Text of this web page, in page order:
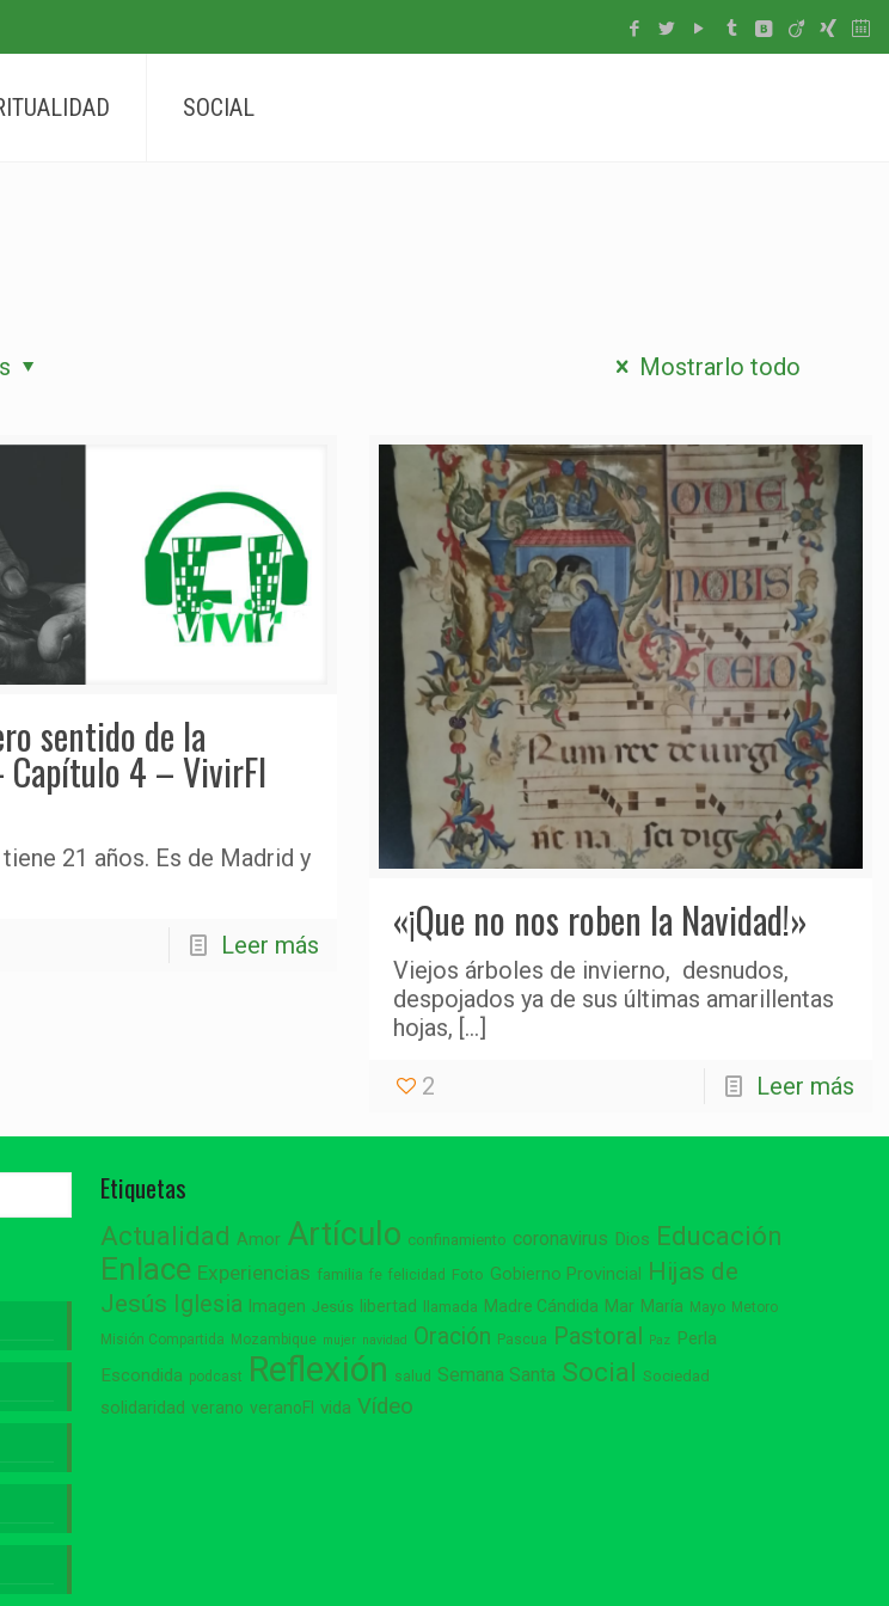
SOCIAL
Mostrarlo todo
sentido de la
Capítulo 4 – VivirFI
21 años. Es de Madrid y
Leer más «¡Que no nos roben la Navidad!»
Viejos árboles de invierno, desnudos,
despojados ya de sus últimas amarillentas
hojas, […]
2 Leer más
Etiquetas
Actualidad Amor Artículo confinamiento coronavirus Dios Educación
Enlace Experiencias familia fe felicidad Foto Gobierno Provincial
Hijas de
Jesús Iglesia Imagen Jesús libertad llamada Madre Cándida Mar María Mayo Metoro
Misión Compartida Mozambique mujer navidad Oración Pascua Pastoral Paz Perla
Escondida podcast Reflexión salud Semana Santa Social Sociedad
solidaridad verano veranoFI vida Vídeo